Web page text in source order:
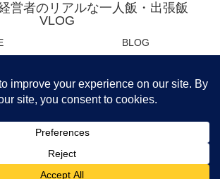
営者のリアルな一人飯・出張飯
VLOG
BLOG
ゼント
運営会社
筆者おすすめ商品紹介